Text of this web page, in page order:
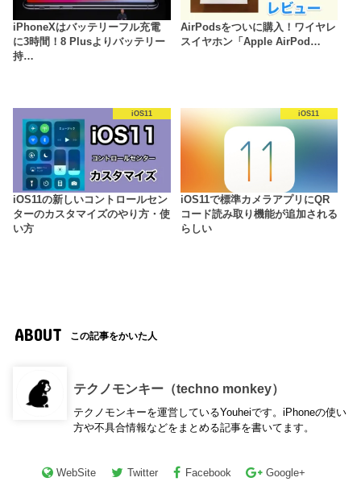
iPhoneXはバッテリーフル充電
に3時間！8 Plusよりバッテリー
持…
AirPodsをついに購入！ワイヤレ
スイヤホン「Apple AirPod…
iOS11
iOS11の新しいコントロールセン
ターのカスタマイズのやり方・使
い方
iOS11
iOS11で標準カメラアプリにQR
コード読み取り機能が追加される
らしい
ABOUT この記事をかいた人
テクノモンキー（techno monkey）
テクノモンキーを運営しているYouheiです。iPhoneの使い
方や不具合情報などをまとめる記事を書いてます。
WebSite Twitter Facebook Google+